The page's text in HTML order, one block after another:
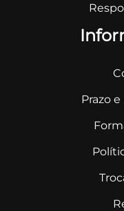
Prazo